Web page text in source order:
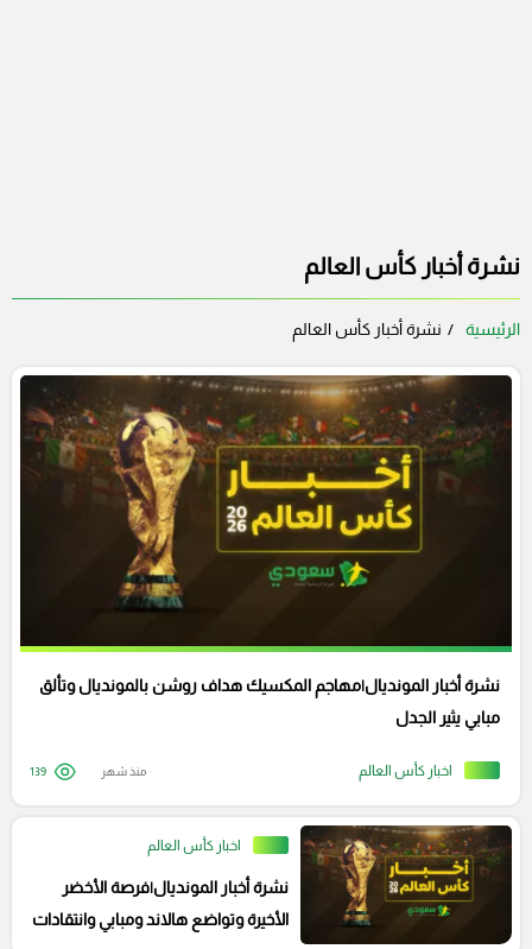
نشرة أخبار كأس العالم
الرئيسية نشرة أخبار كأس العالم
اخبار كأس العالم
نشرة أخبار المونديال|مهاجم المكسيك هداف روشن بالمونديال وتألق
مبابي يثير الجدل
منذ شهر 139
اخبار كأس العالم
نشرة أخبار المونديال|فرصة الأخضر
الأخيرة وتواضع هالاند ومبابي وانتقادات